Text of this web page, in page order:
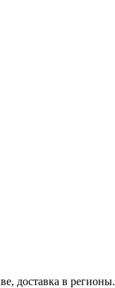
доставка в регионы.